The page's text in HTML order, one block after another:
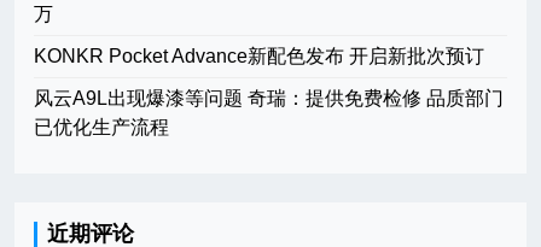
万
KONKR Pocket Advance新配色发布 开启新批次预订
风云A9L出现爆漆等问题 奇瑞：提供免费检修 品质部门
已优化生产流程
近期评论